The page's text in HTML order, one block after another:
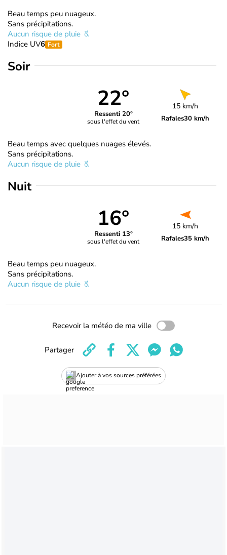
Beau temps peu nuageux.
Sans précipitations.
Aucun risque de pluie
Indice UV6 Fort
Soir
22°
Ressenti 20°
sous l'effet du vent
15 km/h
Rafales30 km/h
Beau temps avec quelques nuages élevés.
Sans précipitations.
Aucun risque de pluie
Nuit
16°
Ressenti 13°
sous l'effet du vent
15 km/h
Rafales35 km/h
Beau temps peu nuageux.
Sans précipitations.
Aucun risque de pluie
Recevoir la météo de ma ville
Ajouter à vos sources préférées
Partager